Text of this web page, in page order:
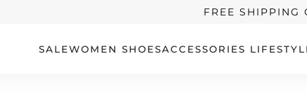
FREE SHIPPING
SALEWOMEN SHOESACCESSORIES